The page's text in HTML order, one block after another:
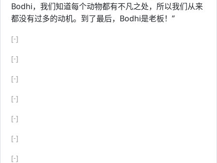
Bodhi，我们知道每个动物都有不凡之处，所以我们从来
都没有过多的动机。到了最后，Bodhi是老板！”
[-]
[-]
[-]
[-]
[-]
[-]
[-]